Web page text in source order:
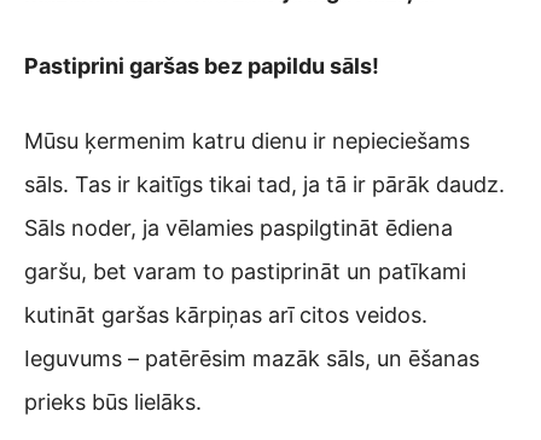
Pastiprini garšas bez papildu sāls!
Mūsu ķermenim katru dienu ir nepieciešams
sāls. Tas ir kaitīgs tikai tad, ja tā ir pārāk daudz.
Sāls noder, ja vēlamies paspilgtināt ēdiena
garšu, bet varam to pastiprināt un patīkami
kutināt garšas kārpiņas arī citos veidos.
Ieguvums – patērēsim mazāk sāls, un ēšanas
prieks būs lielāks.